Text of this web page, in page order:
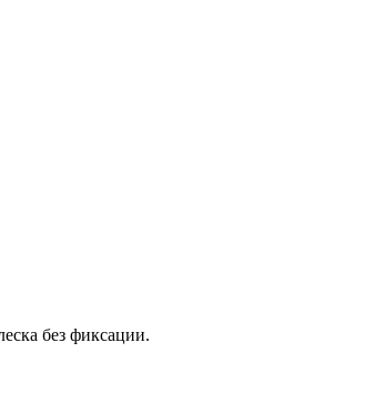
без фиксации.